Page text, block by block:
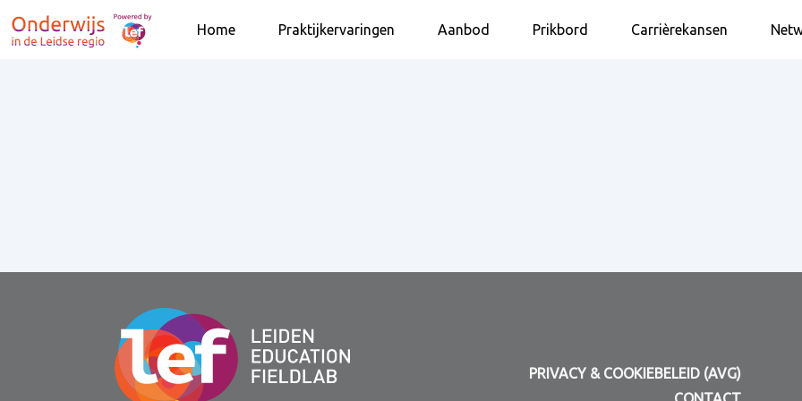
Home Praktijkervaringen Aanbod Prikbord Carrièrekansen
PRIVACY & COOKIEBELEID (AVG)